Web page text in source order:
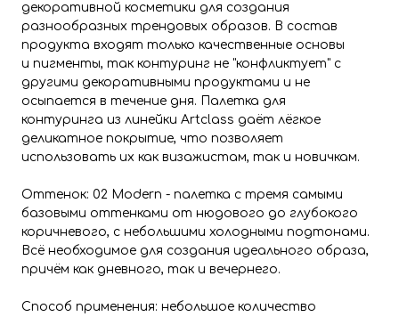
декоративной косметики для создания
разнообразных трендовых образов. В состав
продукта входят только качественные основы
и пигменты, так контуринг не "конфликтует" с
другими декоративными продуктами и не
осыпается в течение дня. Палетка для
контуринга из линейки Artclass даёт лёгкое
деликатное покрытие, что позволяет
использовать их как визажистам, так и новичкам.
Оттенок: 02 Modern - палетка с тремя самыми
базовыми оттенками от нюдового до глубокого
коричневого, с небольшими холодными подтонами.
Всё необходимое для создания идеального образа,
причём как дневного, так и вечернего.
Способ применения: небольшое количество